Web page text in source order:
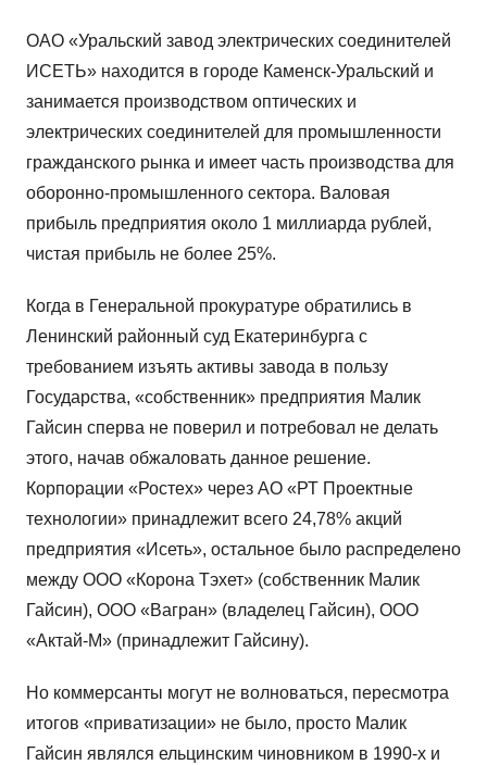
ОАО «Уральский завод электрических соединителей
ИСЕТЬ» находится в городе Каменск-Уральский и
занимается производством оптических и
электрических соединителей для промышленности
гражданского рынка и имеет часть производства для
оборонно-промышленного сектора. Валовая
прибыль предприятия около 1 миллиарда рублей,
чистая прибыль не более 25%.
Когда в Генеральной прокуратуре обратились в
Ленинский районный суд Екатеринбурга с
требованием изъять активы завода в пользу
Государства, «собственник» предприятия Малик
Гайсин сперва не поверил и потребовал не делать
этого, начав обжаловать данное решение.
Корпорации «Ростех» через АО «РТ Проектные
технологии» принадлежит всего 24,78% акций
предприятия «Исеть», остальное было распределено
между ООО «Корона Тэхет» (собственник Малик
Гайсин), ООО «Вагран» (владелец Гайсин), ООО
«Актай-М» (принадлежит Гайсину).
Но коммерсанты могут не волноваться, пересмотра
итогов «приватизации» не было, просто Малик
Гайсин являлся ельцинским чиновником в 1990-х и